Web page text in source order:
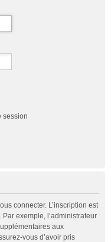
session
connecter. L’inscription est
exemple, l’administrateur
aux
vous d’avoir pris